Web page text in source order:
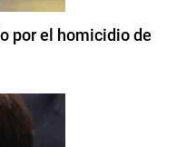
por el homicidio de